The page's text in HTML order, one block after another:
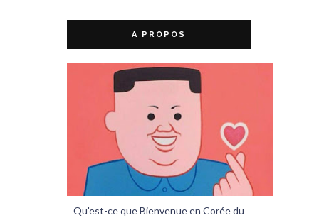
A PROPOS
Qu'est-ce que Bienvenue en Corée du